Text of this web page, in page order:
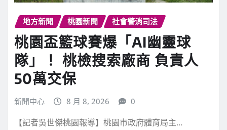
地方新聞 桃園新聞 社會警消司法
桃園盃籃球賽爆「AI幽靈球